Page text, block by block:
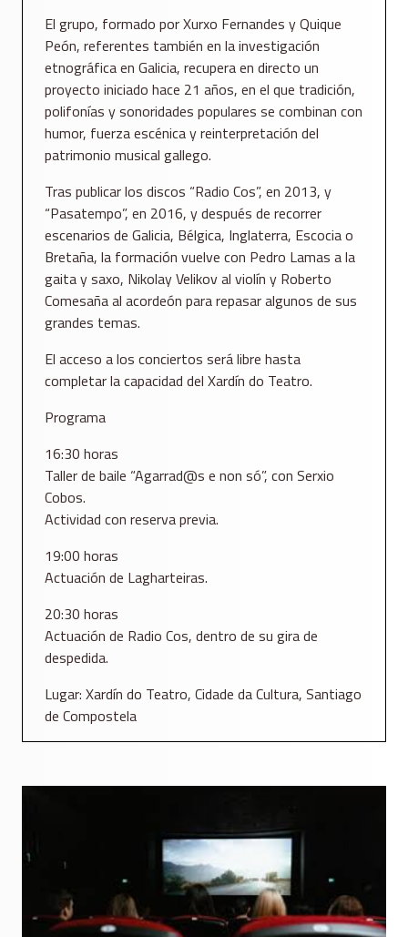
El grupo, formado por Xurxo Fernandes y Quique
Peón, referentes también en la investigación
etnográfica en Galicia, recupera en directo un
proyecto iniciado hace 21 años, en el que tradición,
polifonías y sonoridades populares se combinan con
humor, fuerza escénica y reinterpretación del
patrimonio musical gallego.
Tras publicar los discos “Radio Cos”, en 2013, y
“Pasatempo”, en 2016, y después de recorrer
escenarios de Galicia, Bélgica, Inglaterra, Escocia o
Bretaña, la formación vuelve con Pedro Lamas a la
gaita y saxo, Nikolay Velikov al violín y Roberto
Comesaña al acordeón para repasar algunos de sus
grandes temas.
El acceso a los conciertos será libre hasta
completar la capacidad del Xardín do Teatro.
Programa
16:30 horas
Taller de baile “Agarrad@s e non só”, con Serxio
Cobos.
Actividad con reserva previa.
19:00 horas
Actuación de Lagharteiras.
20:30 horas
Actuación de Radio Cos, dentro de su gira de
despedida.
Lugar: Xardín do Teatro, Cidade da Cultura, Santiago
de Compostela